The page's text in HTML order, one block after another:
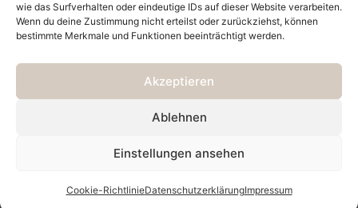
wie das Surfverhalten oder eindeutige IDs auf dieser Website verarbeiten.
Wenn du deine Zustimmung nicht erteilst oder zurückziehst, können
bestimmte Merkmale und Funktionen beeinträchtigt werden.
Akzeptieren
Ablehnen
Einstellungen ansehen
Cookie-RichtlinieDatenschutzerklärungImpressum